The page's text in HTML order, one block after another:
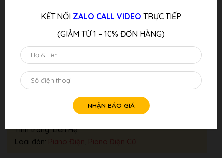
Đàn Piano Điện KAWAI CS3
Tình trang: Liên Hệ
Loại đàn: Piano Điện, Piano Điện Cũ
KẾT NỐI ZALO CALL VIDEO TRỰC TIẾP
(GIẢM TỪ 1 – 10% ĐƠN HÀNG)